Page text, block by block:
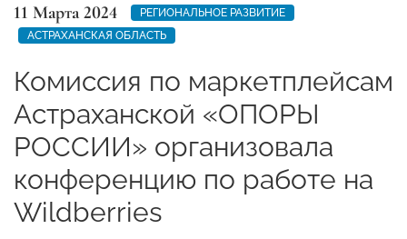
11 Марта 2024
РЕГИОНАЛЬНОЕ РАЗВИТИЕ
АСТРАХАНСКАЯ ОБЛАСТЬ
Комиссия по маркетплейсам
Астраханской «ОПОРЫ
РОССИИ» организовала
конференцию по работе на
Wildberries